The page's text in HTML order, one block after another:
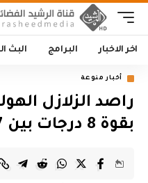
اخر الاخبار البرامج البث
أخبار منوعة
راصد الزلازل
بقوة 8 درجات بين 17 و23 مايو الجاري